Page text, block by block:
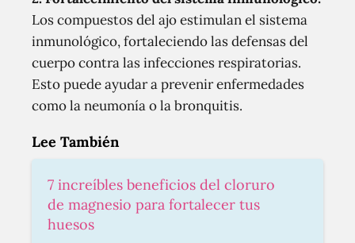
Los compuestos del ajo estimulan el sistema
inmunológico, fortaleciendo las defensas del
cuerpo contra las infecciones respiratorias.
Esto puede ayudar a prevenir enfermedades
como la neumonía o la bronquitis.
Lee También
7 increíbles beneficios del cloruro
de magnesio para fortalecer tus
huesos